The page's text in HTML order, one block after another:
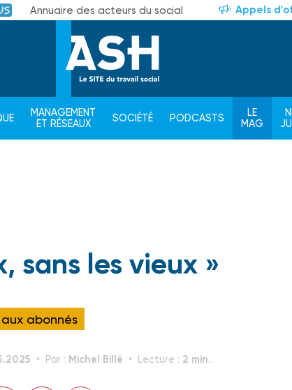
Annuaire des acteurs du social Appels
MANAGEMENT
ET RÉSEAUX
SOCIÉTÉ PODCASTS
LE
MAG
sans les vieux »
abonnés
Par : Michel Billé Lecture : 2 min.